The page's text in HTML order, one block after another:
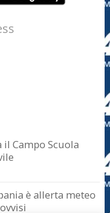
il Campo Scuola
è allerta meteo